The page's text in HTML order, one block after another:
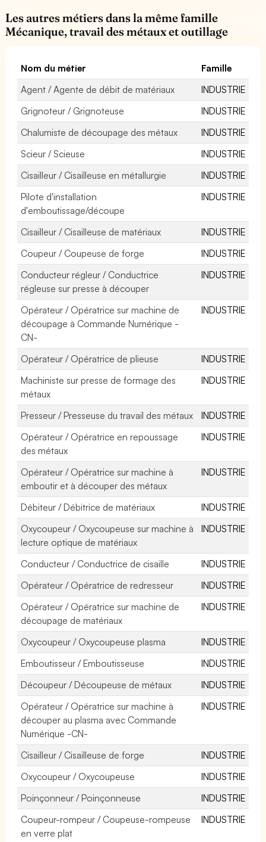
Les autres métiers dans la même famille
Mécanique, travail des métaux et outillage
Nom du métier
Famille
Agent / Agente de débit de matériaux
INDUSTRIE
Grignoteur / Grignoteuse
INDUSTRIE
Chalumiste de découpage des métaux
INDUSTRIE
Scieur / Scieuse
INDUSTRIE
Cisailleur / Cisailleuse en métallurgie
INDUSTRIE
Pilote d'installation
d'emboutissage/découpe
INDUSTRIE
Cisailleur / Cisailleuse de matériaux
INDUSTRIE
Coupeur / Coupeuse de forge
INDUSTRIE
Conducteur régleur / Conductrice
régleuse sur presse à découper
INDUSTRIE
Opérateur / Opératrice sur machine de
découpage à Commande Numérique -
CN-
INDUSTRIE
Opérateur / Opératrice de plieuse
INDUSTRIE
Machiniste sur presse de formage des
métaux
INDUSTRIE
Presseur / Presseuse du travail des métaux
INDUSTRIE
Opérateur / Opératrice en repoussage
des métaux
INDUSTRIE
Opérateur / Opératrice sur machine à
emboutir et à découper des métaux
INDUSTRIE
Débiteur / Débitrice de matériaux
INDUSTRIE
Oxycoupeur / Oxycoupeuse sur machine à
lecture optique de matériaux
INDUSTRIE
Conducteur / Conductrice de cisaille
INDUSTRIE
Opérateur / Opératrice de redresseur
INDUSTRIE
Opérateur / Opératrice sur machine de
découpage de matériaux
INDUSTRIE
Oxycoupeur / Oxycoupeuse plasma
INDUSTRIE
Emboutisseur / Emboutisseuse
INDUSTRIE
Découpeur / Découpeuse de métaux
INDUSTRIE
Opérateur / Opératrice sur machine à
découper au plasma avec Commande
Numérique -CN-
INDUSTRIE
Cisailleur / Cisailleuse de forge
INDUSTRIE
Oxycoupeur / Oxycoupeuse
INDUSTRIE
Poinçonneur / Poinçonneuse
INDUSTRIE
Coupeur-rompeur / Coupeuse-rompeuse
en verre plat
INDUSTRIE